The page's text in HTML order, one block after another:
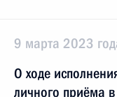
9 марта 2023
О ходе
личного приёма